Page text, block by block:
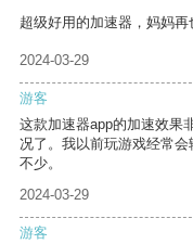
超级好用的加速器，妈妈再
2024-03-29
游客
这款加速器app的加速效果
况了。我以前玩游戏经常
不少。
2024-03-29
游客